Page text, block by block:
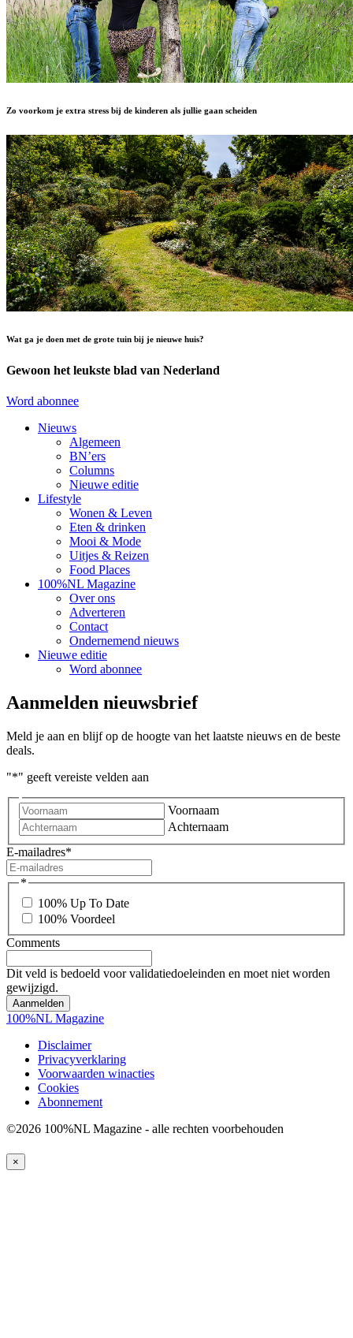
Zo voorkom je extra stress bij de kinderen als jullie gaan scheiden
Wat ga je doen met de grote tuin bij je nieuwe huis?
Gewoon het leukste blad van Nederland
Word abonnee
Nieuws
Algemeen
BN’ers
Columns
Nieuwe editie
Lifestyle
Wonen & Leven
Eten & drinken
Mooi & Mode
Uitjes & Reizen
Food Places
100%NL Magazine
Over ons
Adverteren
Contact
Ondernemend nieuws
Nieuwe editie
Word abonnee
Aanmelden nieuwsbrief
Meld je aan en blijf op de hoogte van het laatste nieuws en de beste
deals.
"*" geeft vereiste velden aan
Voornaam
Achternaam
E-mailadres*
*
100% Up To Date
100% Voordeel
Comments
Dit veld is bedoeld voor validatiedoeleinden en moet niet worden
gewijzigd.
100%NL Magazine
Disclaimer
Privacyverklaring
Voorwaarden winacties
Cookies
Abonnement
©2026 100%NL Magazine - alle rechten voorbehouden
×